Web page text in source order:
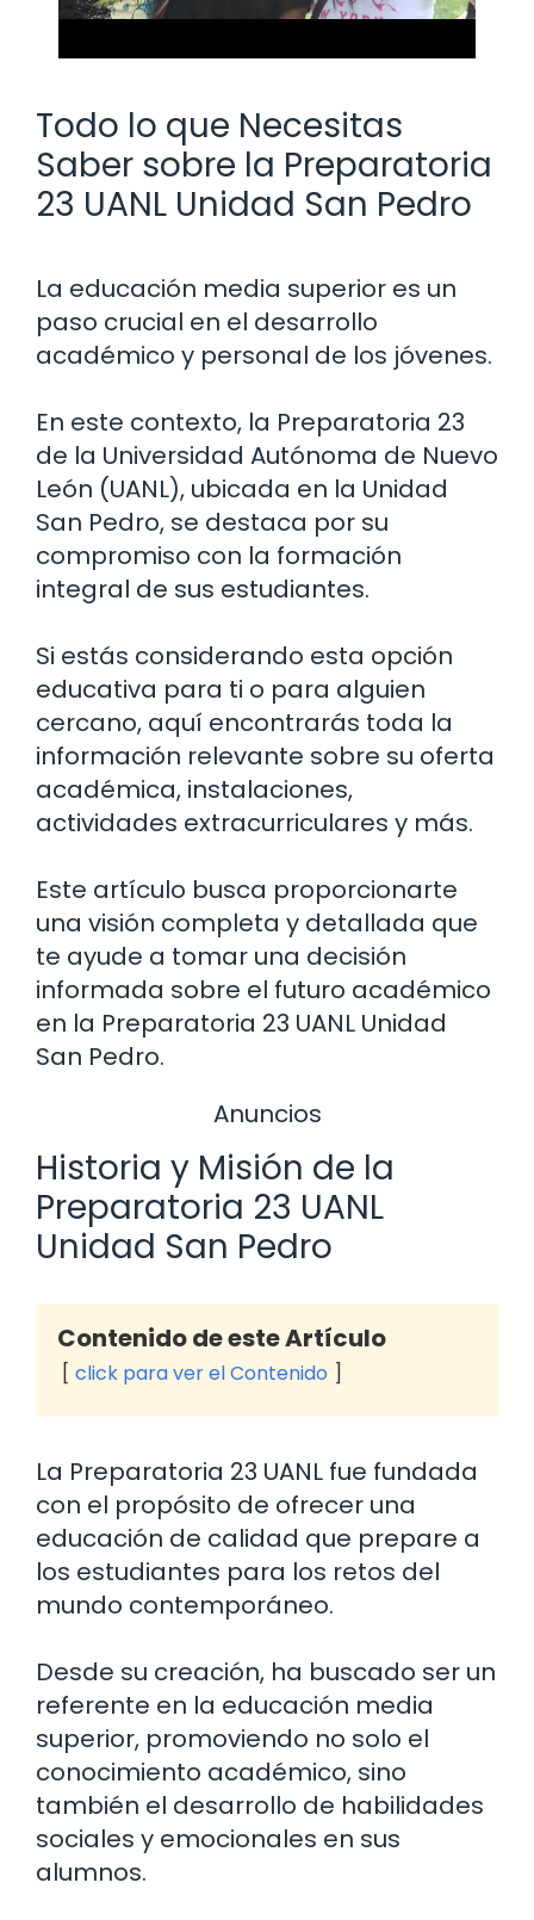
Todo lo que Necesitas
Saber sobre la Preparatoria
23 UANL Unidad San Pedro
La educación media superior es un
paso crucial en el desarrollo
académico y personal de los jóvenes.
En este contexto, la Preparatoria 23
de la Universidad Autónoma de Nuevo
León (UANL), ubicada en la Unidad
San Pedro, se destaca por su
compromiso con la formación
integral de sus estudiantes.
Si estás considerando esta opción
educativa para ti o para alguien
cercano, aquí encontrarás toda la
información relevante sobre su oferta
académica, instalaciones,
actividades extracurriculares y más.
Este artículo busca proporcionarte
una visión completa y detallada que
te ayude a tomar una decisión
informada sobre el futuro académico
en la Preparatoria 23 UANL Unidad
San Pedro.
Anuncios
Historia y Misión de la
Preparatoria 23 UANL
Unidad San Pedro
Contenido de este Artículo
click para ver el Contenido
La Preparatoria 23 UANL fue fundada
con el propósito de ofrecer una
educación de calidad que prepare a
los estudiantes para los retos del
mundo contemporáneo.
Desde su creación, ha buscado ser un
referente en la educación media
superior, promoviendo no solo el
conocimiento académico, sino
también el desarrollo de habilidades
sociales y emocionales en sus
alumnos.